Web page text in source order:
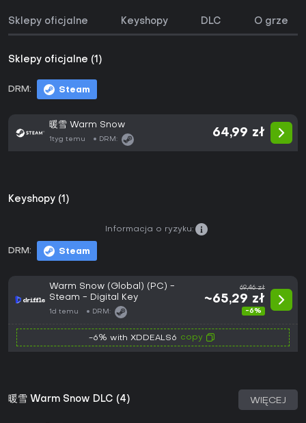
Sklepy oficjalne Keyshopy DLC O grze
Sklepy oficjalne (1)
DRM: Steam
暖雪 Warm Snow
1tyg temu DRM:
64,99 zł
Keyshopy (1)
DRM: Steam
Informacja o ryzyku:
Warm Snow (Global) (PC) -
Steam - Digital Key
1d temu DRM:
69,46 zł
~65,29 zł
-6%
-6% with XDDEALS6 copy
暖雪 Warm Snow DLC (4) WIĘCEJ